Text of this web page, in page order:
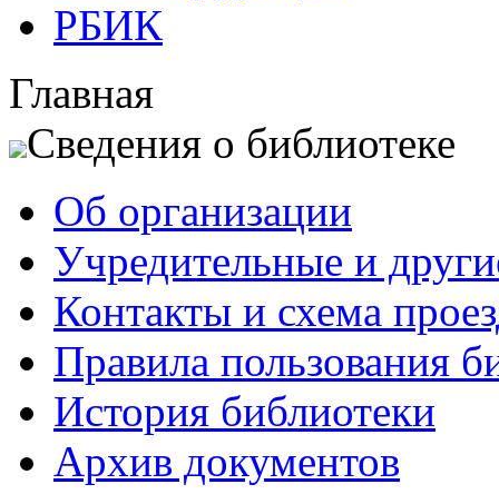
РБИК
Главная
Сведения о библиотеке
Об организации
Учредительные и
Контакты и схема
Правила пользования
История библиотеки
Архив документов